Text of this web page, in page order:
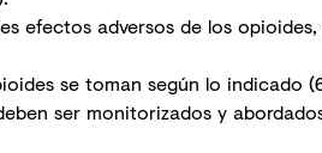
efectos adversos de los
se toman según lo indicado
ser monitorizados y